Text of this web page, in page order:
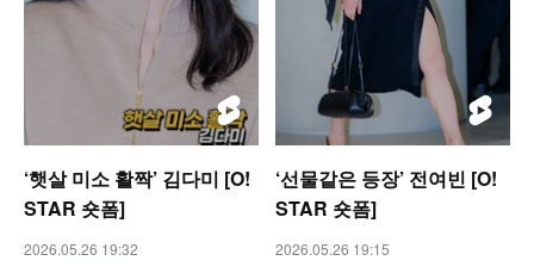
‘햇살 미소 활짝’ 김다미 [O!
STAR 숏폼]
2026.05.26 19:32
‘선물같은 등장’ 전여빈 [O!
STAR 숏폼]
2026.05.26 19:15